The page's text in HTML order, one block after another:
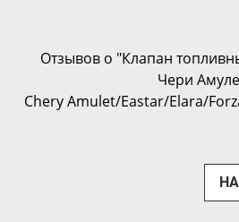
Отзывов о "Клапан
Чери
Chery Amulet/Eastar/Elara/